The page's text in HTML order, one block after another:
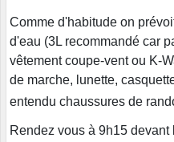
Comme d'habitude on
d'eau (3L recommandé car
vêtement coupe-vent ou K-
de marche, lunette,
entendu chaussures de
Rendez vous à 9h15 devant